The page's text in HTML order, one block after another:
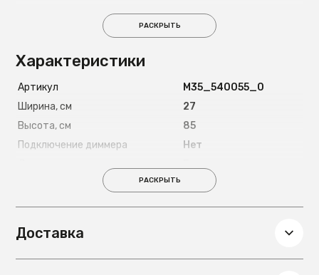
РАСКРЫТЬ
Характеристики
Артикул
М35_540055_0
Ширина, см
27
Высота, см
85
Подключение диммера
Нет
Глубина, см
Вес, кг
1
РАСКРЫТЬ
Доставка